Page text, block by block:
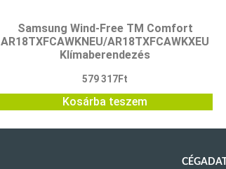
Samsung Wind-Free TM Comfort
AR18TXFCAWKNEU/AR18TXFCAWKXEU
Klímaberendezés
579 317Ft
Kosárba teszem